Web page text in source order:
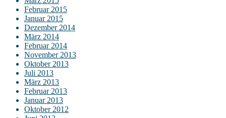
Februar 2015
Januar 2015
Dezember 2014
März 2014
Februar 2014
November 2013
Oktober 2013
Juli 2013
März 2013
Februar 2013
Januar 2013
Oktober 2012